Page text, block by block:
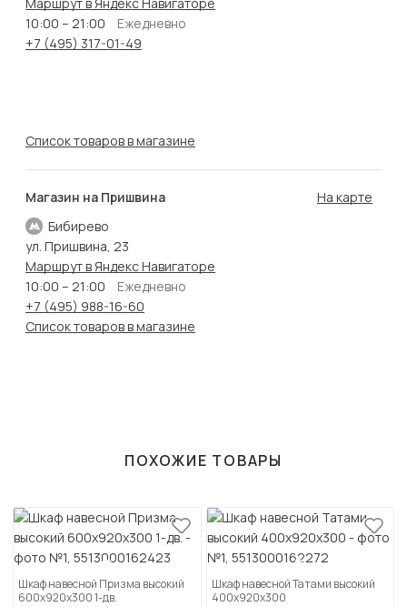
10:00 – 21:00
Ежедневно
+7 (495) 317-01-49
Список товаров в магазине
Магазин на Пришвина
Бибирево
На карте
ул. Пришвина, 23
Маршрут в Яндекс Навигаторе
10:00 – 21:00
Ежедневно
+7 (495) 988-16-60
Список товаров в магазине
ПОХОЖИЕ ТОВАРЫ
Шкаф навесной Призма высокий
600х920х300 1-дв.
Шкаф навесной Татами высокий
400х920х300